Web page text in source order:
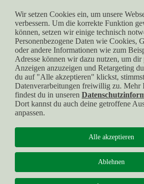
© raiffeisen.it
MwSt.-Nr.:
00137230215
Service Center:800
031 031
Wir setzen Cookies ein, um unsere
verbessern. Um die korrekte Funktion
können, setzen wir einige technisch
Personenbezogene Daten wie Cookies,
oder andere Informationen wie zum
Adresse können wir dazu nutzen, um dir
Anzeigen anzuzeigen und Retargeting
du auf "Alle akzeptieren" klickst,
Datenverarbeitungen freiwillig zu. Mehr
findest du in unseren
Dort kannst du auch deine getroffene
anpassen.
Ablehnen
Alle akzeptieren